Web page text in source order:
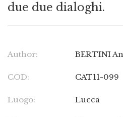
due due dialoghi.
Author: BERTINI
COD: CAT11-099
Luogo: Lucca